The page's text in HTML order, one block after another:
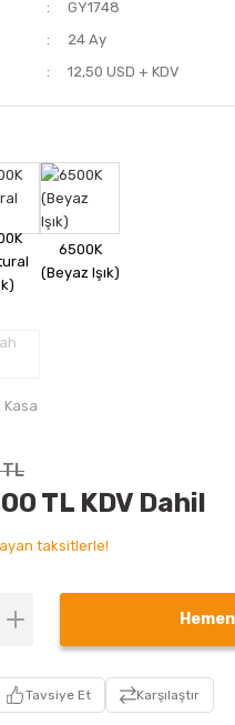
GY1748
24 Ay
12,50 USD + KDV
TL KDV Dahil
taksitlerle!
Hemen
Tavsiye Et Karşılaştır